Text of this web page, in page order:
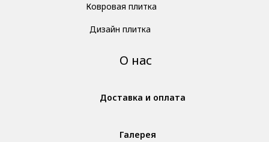
Ковровая плитка
Дизайн плитка
Доставка и оплата
О нас
Галерея